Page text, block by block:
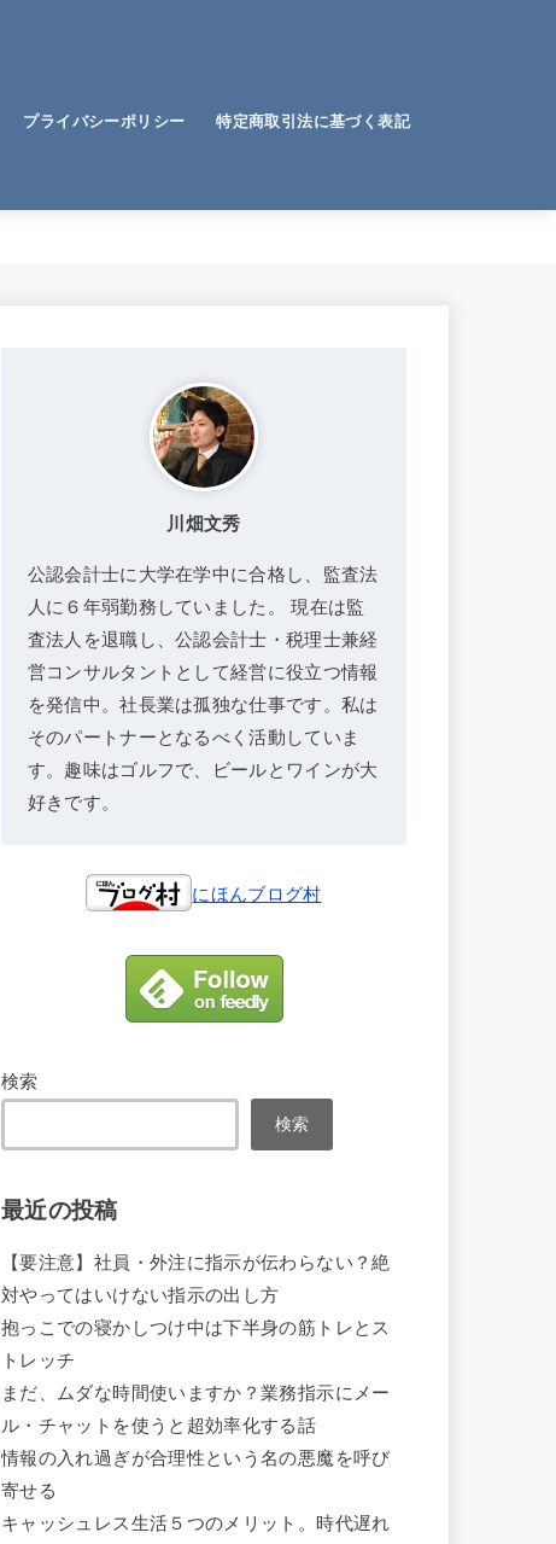
プライバシーポリシー 特定商取引法に基づく表記
川畑文秀
公認会計士に大学在学中に合格し、監査法
人に６年弱勤務していました。 現在は監
査法人を退職し、公認会計士・税理士兼経
営コンサルタントとして経営に役立つ情報
を発信中。社長業は孤独な仕事です。私は
そのパートナーとなるべく活動していま
す。趣味はゴルフで、ビールとワインが大
好きです。
にほんブログ村
検索
検索
最近の投稿
【要注意】社員・外注に指示が伝わらない？絶
対やってはいけない指示の出し方
抱っこでの寝かしつけ中は下半身の筋トレとス
トレッチ
まだ、ムダな時間使いますか？業務指示にメー
ル・チャットを使うと超効率化する話
情報の入れ過ぎが合理性という名の悪魔を呼び
寄せる
キャッシュレス生活５つのメリット。時代遅れ